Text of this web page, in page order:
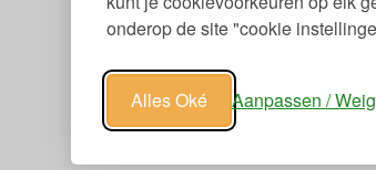
onderop de site "cookie
Alles Oké Aanpassen /